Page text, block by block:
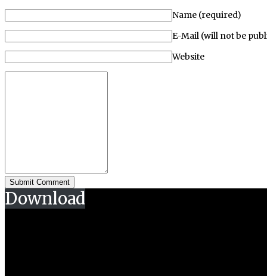
Name (required)
E-Mail (will not be
Website
Download